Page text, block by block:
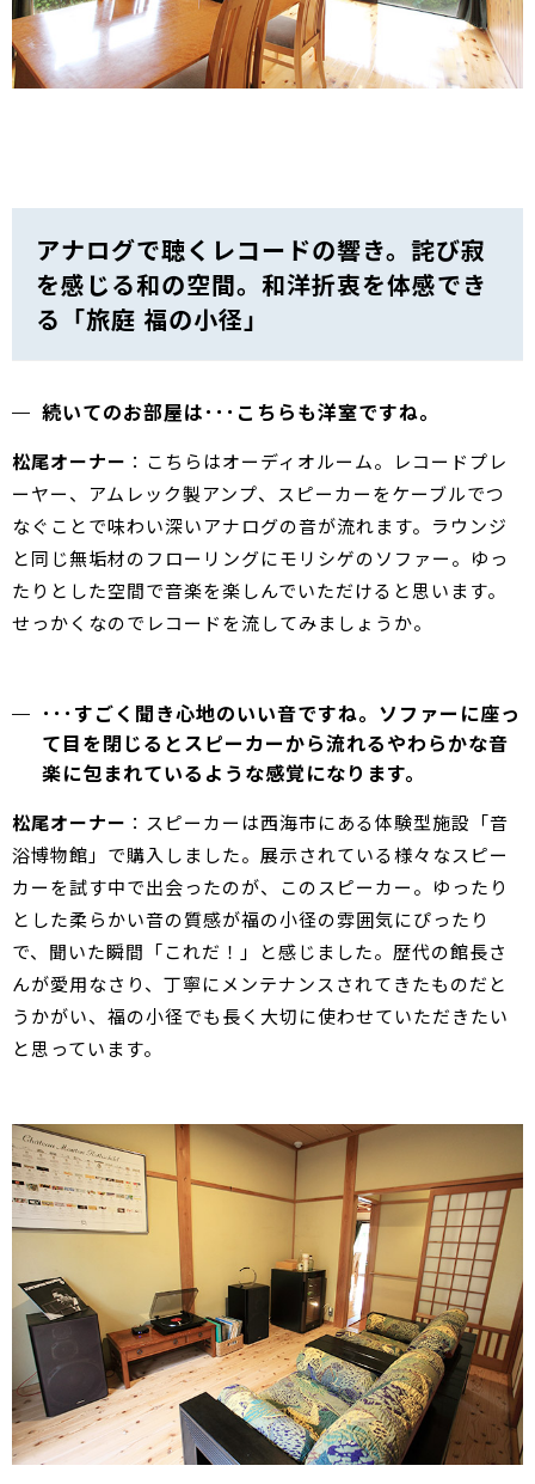
アナログで聴くレコードの響き。詫び寂
を感じる和の空間。和洋折衷を体感でき
る「旅庭 福の小径」
続いてのお部屋は･･･こちらも洋室ですね。
松尾オーナー ：こちらはオーディオルーム。レコードプレ
ーヤー、アムレック製アンプ、スピーカーをケーブルでつ
なぐことで味わい深いアナログの音が流れます。ラウンジ
と同じ無垢材のフローリングにモリシゲのソファー。ゆっ
たりとした空間で音楽を楽しんでいただけると思います。
せっかくなのでレコードを流してみましょうか。
･･･すごく聞き心地のいい音ですね。ソファーに座っ
て目を閉じるとスピーカーから流れるやわらかな音
楽に包まれているような感覚になります。
松尾オーナー ：スピーカーは西海市にある体験型施設「音
浴博物館」で購入しました。展示されている様々なスピー
カーを試す中で出会ったのが、このスピーカー。ゆったり
とした柔らかい音の質感が福の小径の雰囲気にぴったり
で、聞いた瞬間「これだ！」と感じました。歴代の館長さ
んが愛用なさり、丁寧にメンテナンスされてきたものだと
うかがい、福の小径でも長く大切に使わせていただきたい
と思っています。